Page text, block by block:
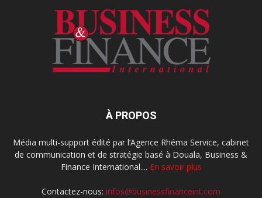
À PROPOS
Média multi-support édité par l’Agence Rhéma Service, cabinet
de communication et de stratégie basé à Douala, Business &
Finance International.... En savoir plus
Contactez-nous: infos@businessfinanceint.com